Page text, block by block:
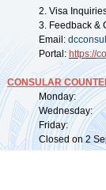
2. Visa
3. Feedback &
Email:
Portal: https://
CONSULAR
Monday:
Wednesday:
Friday:
Closed on 2